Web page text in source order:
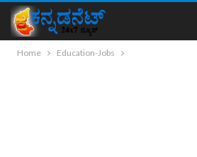
Home Education-Jobs